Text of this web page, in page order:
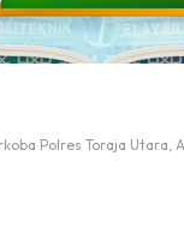
Toraja Utara, Amankan 3 Pelaku